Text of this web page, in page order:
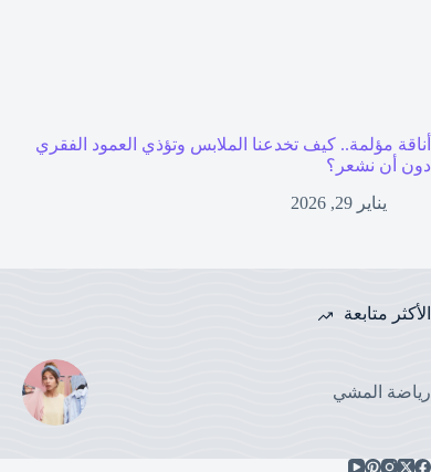
أناقة مؤلمة.. كيف تخدعنا الملابس وتؤذي العمود الفقري
دون أن نشعر؟
يناير 29, 2026
الأكثر متابعة
رياضة المشي